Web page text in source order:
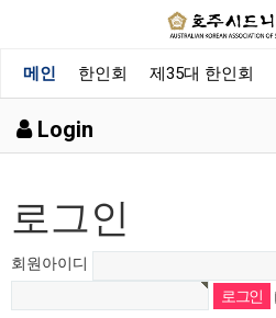
메인 한인회 제35대 한인회
Login
로그인
회원아이디